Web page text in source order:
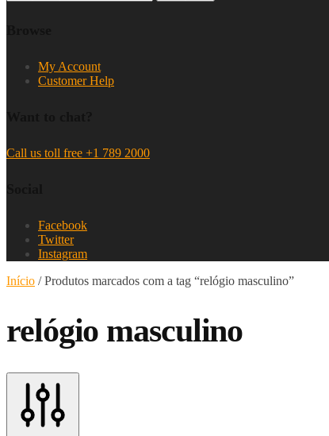
My Account
Customer Help
Call us toll free +1 789 2000
Facebook
Twitter
Instagram
Início /Produtos marcados com a tag “relógio masculino”
relógio masculino